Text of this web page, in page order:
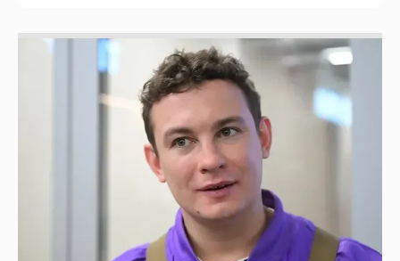
Никита Кологривый высказался насчёт